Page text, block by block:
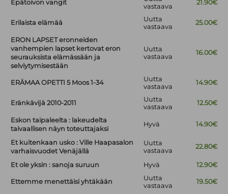
Epätoivon vangit
vastaava
21.90€
Erilaista elämää
Uutta
vastaava
25.00€
ERON LAPSET eronneiden
vanhempien lapset kertovat eron
seurauksista elämässään ja
selviytymisestään
Uutta
vastaava
16.00€
ERÄMAA OPETTI 5 Moos 1-34
Uutta
vastaava
14.90€
Eränkävijä 2010-2011
Uutta
vastaava
12.50€
Eskon taipaleelta : lakeudelta
taivaallisen näyn toteuttajaksi
Hyvä 14.90€
Et kuitenkaan usko : Ville Haapasalon
varhaisvuodet Venäjällä
Uutta
vastaava
22.80€
Et ole yksin : sanoja suruun Hyvä 12.90€
Ettemme menettäisi yhtäkään
Uutta
vastaava
19.50€